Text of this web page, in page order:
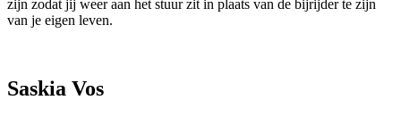
zijn zodat jij weer aan het stuur zit in plaats van de bijrijder te zijn
van je eigen leven.
Saskia Vos